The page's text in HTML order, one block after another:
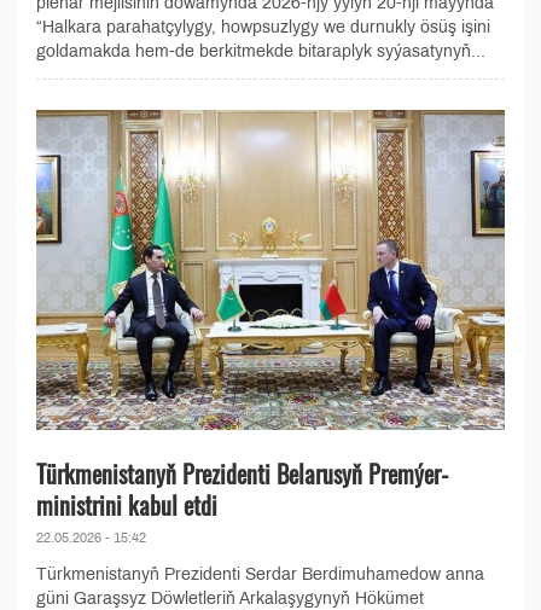
“Halkara parahatçylygy, howpsuzlygy we durnukly ösüş işini
goldamakda hem-de berkitmekde bitaraplyk syýasatynyň...
Türkmenistanyň Prezidenti Belarusyň Premýer-
ministrini kabul etdi
22.05.2026 - 15:42
Türkmenistanyň Prezidenti Serdar Berdimuhamedow anna
güni Garaşsyz Döwletleriň Arkalaşygynyň Hökümet